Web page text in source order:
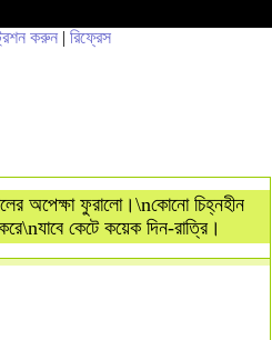
করুন | রিফ্রেস
অপেক্ষা ফুরালো।\nকোনো চিহ্নহীন
কেটে কয়েক দিন-রাত্রি।